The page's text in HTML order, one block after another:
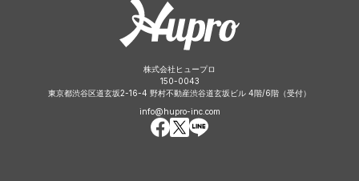
株式会社ヒュープロ
150-0043
東京都渋谷区道玄坂2-16-4 野村不動産渋谷道玄坂ビル 4階/6階（受付）
info@hupro-inc.com